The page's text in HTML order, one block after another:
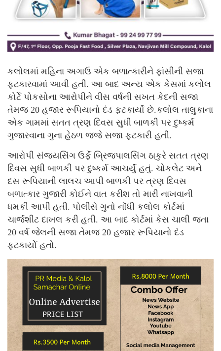
કલોલમાં મહિના અગાઉ એક બળાત્કારીને ફાંસીની સજા
ફટકારવામાં આવી હતી. આ બાદ અન્ય એક કેસમાં કલોલ
કોર્ટે પોકસોના આરોપીને વીસ વર્ષની સખત કેદની સજા
તેમજ 20 હજાર રૂપિયાનો દંડ ફટકાર્યો છે.કલોલ તાલુકાના
એક ગામમાં સતત ત્રણ દિવસ સુધી બાળકી પર દુષ્કર્મ
ગુજારવાના ગુના હેઠળ જજે સજા ફટકારી હતી.
આરોપી સંજયસિંગ ઉર્ફે બ્રિજપાલસિંગ ઠાકુરે સતત ત્રણ
દિવસ સુધી બાળકી પર દુષ્કર્મ આચર્યું હતું. ચોકલેટ અને
દસ રૂપિયાની લાલચ આપી બાળકી પર ત્રણ દિવસ
બળાત્કાર ગુજારી કોઈને વાત કરીશ તો મારી નાખવાની
ધમકી આપી હતી. પોલીસે ગુનો નોંધી કલોલ કોર્ટમાં
ચાર્જશીટ દાખલ કરી હતી. આ બાદ કોર્ટમાં કેસ ચાલી જતા
20 વર્ષ જેલની સજા તેમજ 20 હજાર રૂપિયાનો દંડ
ફટકાર્યો હતો.